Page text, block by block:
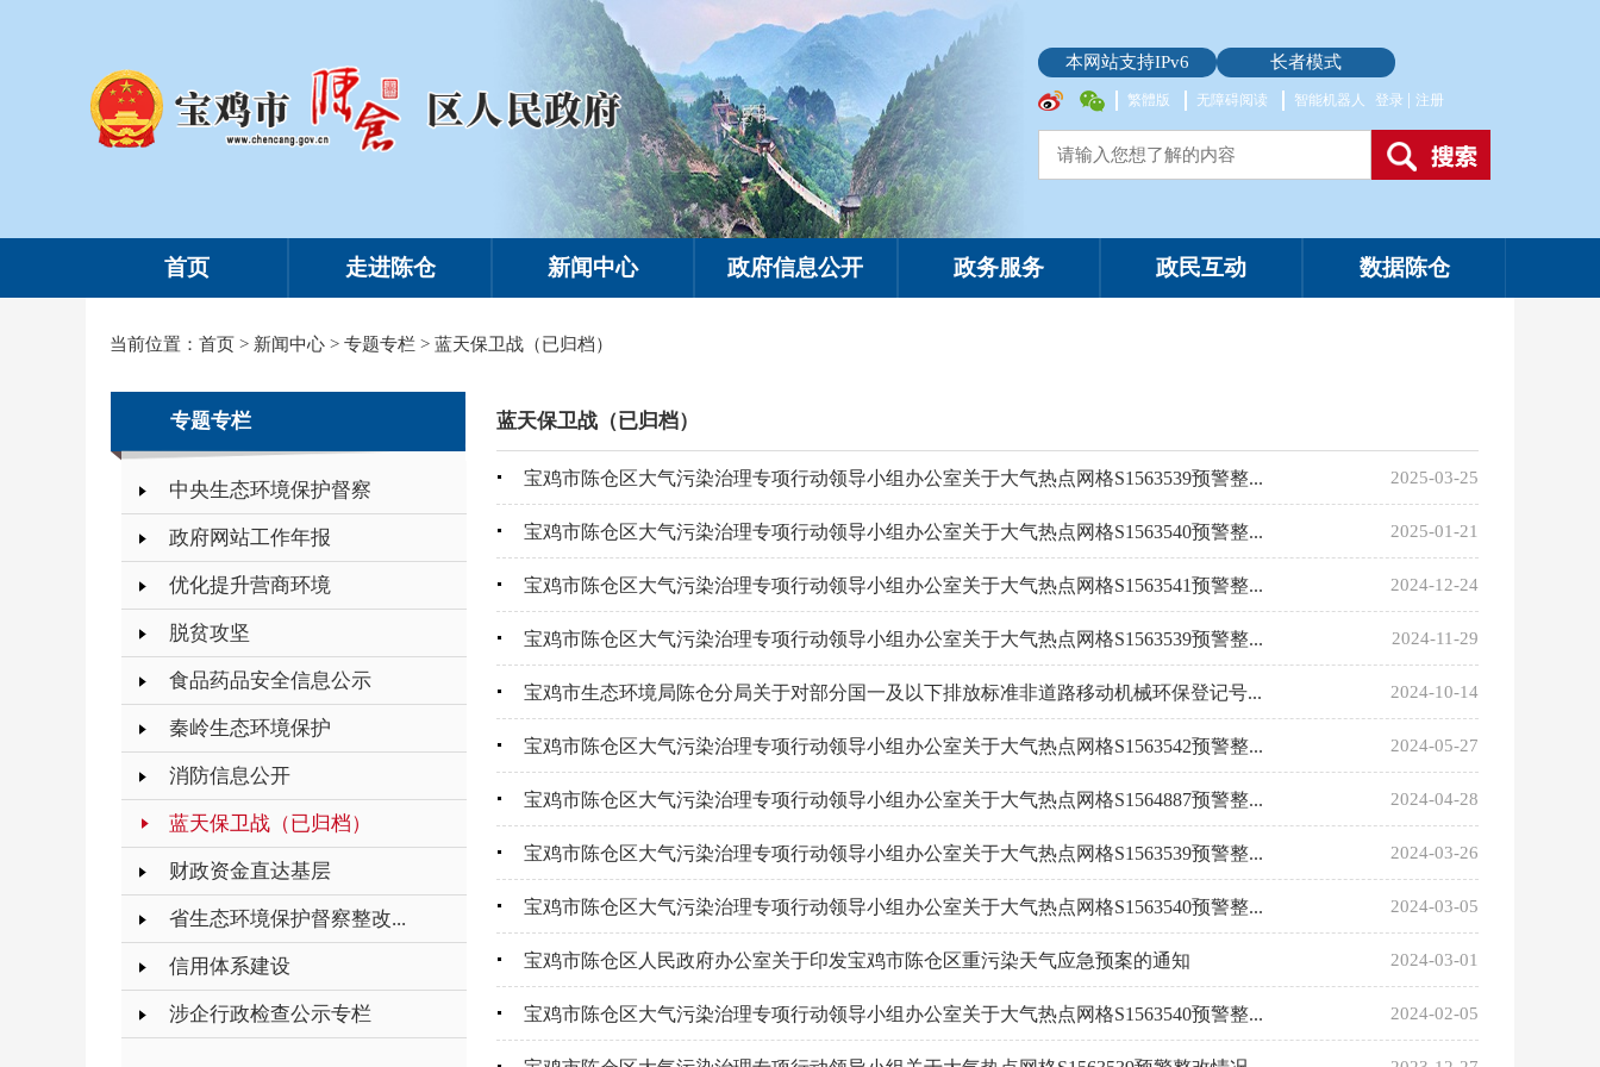
本网站支持IPv6 长者模式
繁體版 无障碍阅读 智能机器人 登录 | 注册
首页 走进陈仓 新闻中心 政府信息公开 政务服务 政民互动 数据陈仓
当前位置： 首页 > 新闻中心 > 专题专栏 > 蓝天保卫战（已归档）
专题专栏
中央生态环境保护督察
政府网站工作年报
优化提升营商环境
脱贫攻坚
食品药品安全信息公示
秦岭生态环境保护
消防信息公开
蓝天保卫战（已归档）
财政资金直达基层
省生态环境保护督察整改...
信用体系建设
涉企行政检查公示专栏
蓝天保卫战（已归档）
宝鸡市陈仓区大气污染治理专项行动领导小组办公室关于大气热点网格S1563539预警整... 2025-03-25
宝鸡市陈仓区大气污染治理专项行动领导小组办公室关于大气热点网格S1563540预警整... 2025-01-21
宝鸡市陈仓区大气污染治理专项行动领导小组办公室关于大气热点网格S1563541预警整... 2024-12-24
宝鸡市陈仓区大气污染治理专项行动领导小组办公室关于大气热点网格S1563539预警整... 2024-11-29
宝鸡市生态环境局陈仓分局关于对部分国一及以下排放标准非道路移动机械环保登记号... 2024-10-14
宝鸡市陈仓区大气污染治理专项行动领导小组办公室关于大气热点网格S1563542预警整... 2024-05-27
宝鸡市陈仓区大气污染治理专项行动领导小组办公室关于大气热点网格S1564887预警整... 2024-04-28
宝鸡市陈仓区大气污染治理专项行动领导小组办公室关于大气热点网格S1563539预警整... 2024-03-26
宝鸡市陈仓区大气污染治理专项行动领导小组办公室关于大气热点网格S1563540预警整... 2024-03-05
宝鸡市陈仓区人民政府办公室关于印发宝鸡市陈仓区重污染天气应急预案的通知 2024-03-01
宝鸡市陈仓区大气污染治理专项行动领导小组办公室关于大气热点网格S1563540预警整... 2024-02-05